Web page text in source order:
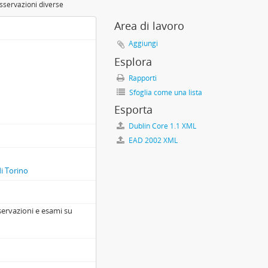
diverse
Torino
e esami su
Area di lavoro
Aggiungi
Esplora
Rapporti
Sfoglia come una lista
Esporta
Dublin Core 1.1 XML
EAD 2002 XML